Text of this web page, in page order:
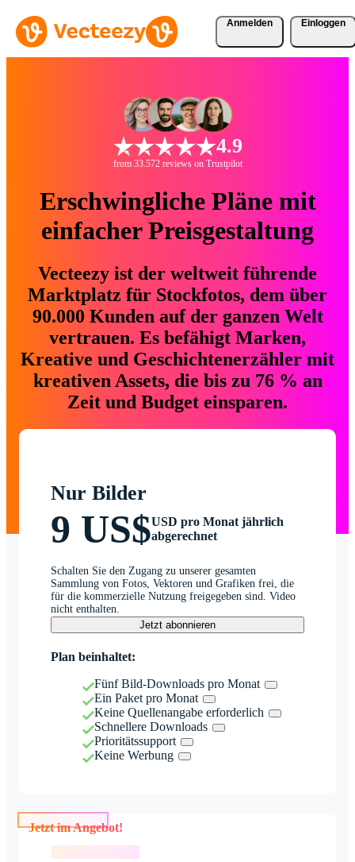
Anmelden Einloggen
4.9
from 33.572 reviews on Trustpilot
Erschwingliche Pläne mit
einfacher Preisgestaltung
Vecteezy ist der weltweit führende
Marktplatz für Stockfotos, dem über
90.000 Kunden auf der ganzen Welt
vertrauen. Es befähigt Marken,
Kreative und Geschichtenerzähler mit
kreativen Assets, die bis zu 76 % an
Zeit und Budget einsparen.
Nur Bilder
9 US$USD pro Monat jährlich
abgerechnet
Schalten Sie den Zugang zu unserer gesamten
Sammlung von Fotos, Vektoren und Grafiken frei, die
für die kommerzielle Nutzung freigegeben sind. Video
nicht enthalten.
Jetzt abonnieren
Plan beinhaltet:
Fünf Bild-Downloads pro Monat
Ein Paket pro Monat
Keine Quellenangabe erforderlich
Schnellere Downloads
Prioritätssupport
Keine Werbung
Jetzt im Angebot!